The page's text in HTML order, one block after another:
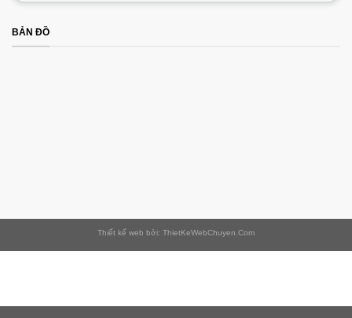
BẢN ĐỒ
Thiết kế web bởi: ThietKeWebChuyen.Com